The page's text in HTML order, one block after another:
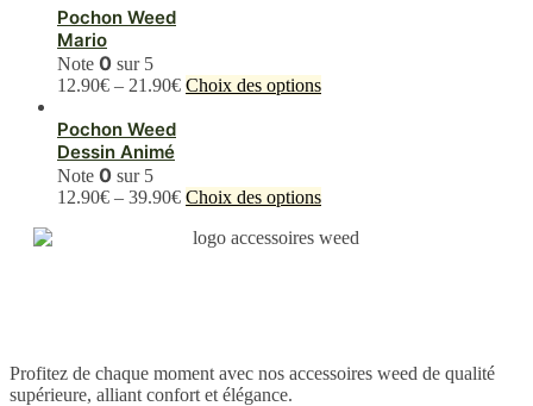
sur
la
Les
options
sur
la
page
du
Pochon Weed
Mario
Note 0 sur 5
12.90€ – 21.90€ Choix des optionsCe
Les
options
peuvent
produit
Pochon Weed
Dessin Animé
Note 0 sur 5
12.90€ – 39.90€ Choix des optionsCe
a
être
Profitez de chaque moment avec nos accessoires weed de qualité
supérieure, alliant confort et élégance.